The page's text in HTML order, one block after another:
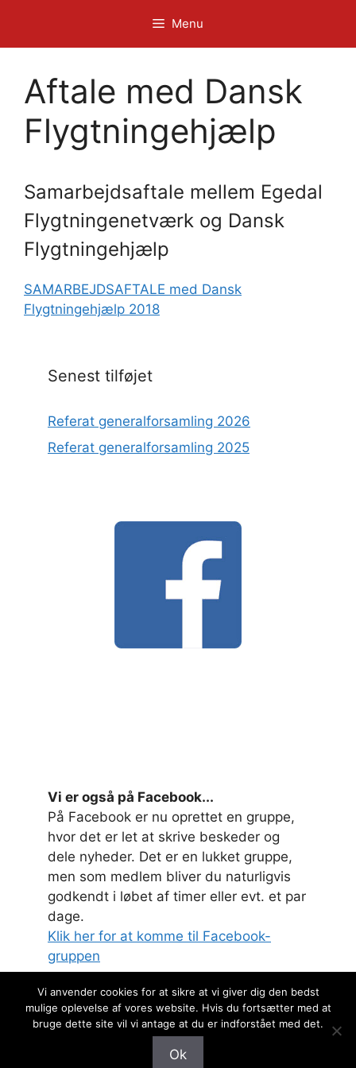
indhold
Menu
Aftale med Dansk
Flygtningehjælp
Samarbejdsaftale mellem Egedal
Flygtningenetværk og Dansk
Flygtningehjælp
SAMARBEJDSAFTALE med Dansk
Flygtningehjælp 2018
Senest tilføjet
Referat generalforsamling 2026
Referat generalforsamling 2025
Vi er også på Facebook...
På Facebook er nu oprettet en gruppe,
hvor det er let at skrive beskeder og
dele nyheder. Det er en lukket gruppe,
men som medlem bliver du naturligvis
godkendt i løbet af timer eller evt. et par
dage.
Klik her for at komme til Facebook-
gruppen
© Egedal Flygtningenetværk 2026
Vi anvender cookies for at sikre at vi giver dig den bedst
mulige oplevelse af vores website. Hvis du fortsætter med at
bruge dette site vil vi antage at du er indforstået med det.
Ok